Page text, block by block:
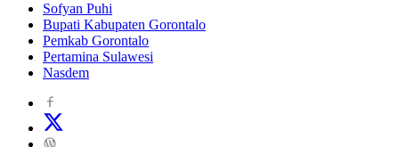
Sofyan Puhi
Bupati Kabupaten Gorontalo
Pemkab Gorontalo
Pertamina Sulawesi
Nasdem